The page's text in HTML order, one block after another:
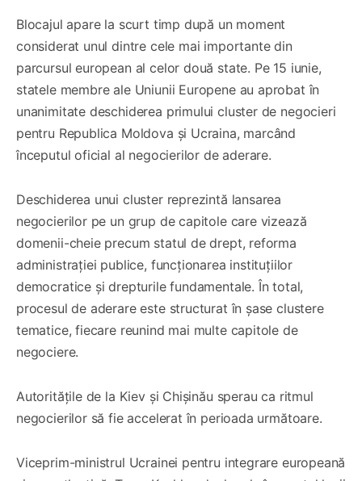
Blocajul apare la scurt timp după un moment
considerat unul dintre cele mai importante din
parcursul european al celor două state. Pe 15 iunie,
statele membre ale Uniunii Europene au aprobat în
unanimitate deschiderea primului cluster de negocieri
pentru Republica Moldova și Ucraina, marcând
începutul oficial al negocierilor de aderare.
Deschiderea unui cluster reprezintă lansarea
negocierilor pe un grup de capitole care vizează
domenii-cheie precum statul de drept, reforma
administrației publice, funcționarea instituțiilor
democratice și drepturile fundamentale. În total,
procesul de aderare este structurat în șase clustere
tematice, fiecare reunind mai multe capitole de
negociere.
Autoritățile de la Kiev și Chișinău sperau ca ritmul
negocierilor să fie accelerat în perioada următoare.
Viceprim-ministrul Ucrainei pentru integrare europeană